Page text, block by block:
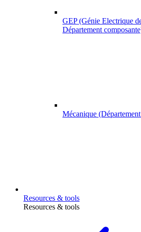
GEP (Génie Electrique
Département
Mécanique
Resources & tools
Resources & tools